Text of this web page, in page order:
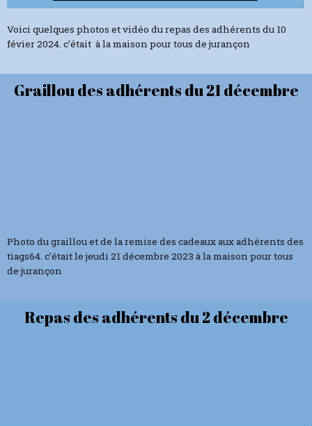
é
o
Voici quelques photos et vidéo du repas des adhérents du 10
févier 2024. c’était à la maison pour tous de jurançon
Graillou des adhérents du 21 décembre
Photo du graillou et de la remise des cadeaux aux adhérents des
tiags64. c’était le jeudi 21 décembre 2023 à la maison pour tous
de jurançon
Repas des adhérents du 2 décembre